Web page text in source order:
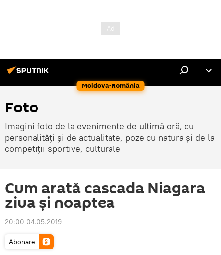
Moldova-România
Foto
Imagini foto de la evenimente de ultimă oră, cu
personalități și de actualitate, poze cu natura și de la
competiții sportive, culturale
Cum arată cascada Niagara
ziua și noaptea
20:00 04.05.2019
Abonare